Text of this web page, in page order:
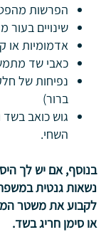
הפרשות
שינויים בעור
אדמומיות
כאבי שד
נפיחות של
ברור)
גוש כואב בשד
השחי.
בנוסף, אם יש לך
נשאות גנטית
לקבוע את משטר
או סימן חריג בשד.